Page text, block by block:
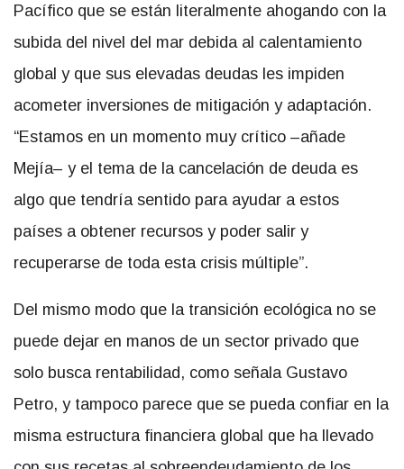
Pacífico que se están literalmente ahogando con la
subida del nivel del mar debida al calentamiento
global y que sus elevadas deudas les impiden
acometer inversiones de mitigación y adaptación.
“Estamos en un momento muy crítico –añade
Mejía– y el tema de la cancelación de deuda es
algo que tendría sentido para ayudar a estos
países a obtener recursos y poder salir y
recuperarse de toda esta crisis múltiple”.
Del mismo modo que la transición ecológica no se
puede dejar en manos de un sector privado que
solo busca rentabilidad, como señala Gustavo
Petro, y tampoco parece que se pueda confiar en la
misma estructura financiera global que ha llevado